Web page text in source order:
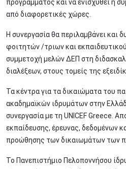
προγράμματος και να ενισχυθεί η
από διαφορετικές χώρες.
Η συνεργασία θα περιλαμβάνει και
φοιτητών /τριων και
συμμετοχή μελών ΔΕΠ στη
διαλέξεων, στους τομείς της
Τα κέντρα για τα δικαιώματα του
ακαδημαϊκών ιδρυμάτων στην
συνεργασία με τη UNICEF Greece.
εκπαίδευσης, έρευνας, δεδομένων
προώθησης των δικαιωμάτων των
Το Πανεπιστήμιο Πελοποννήσου